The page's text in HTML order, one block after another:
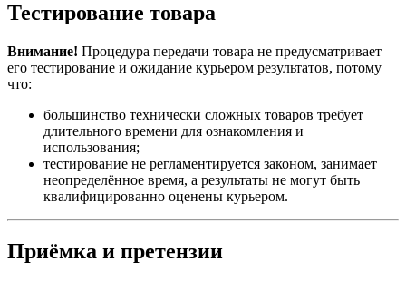
Тестирование товара
Внимание! Процедура передачи товара не предусматривает
его тестирование и ожидание курьером результатов, потому
что:
большинство технически сложных товаров требует
длительного времени для ознакомления и
использования;
тестирование не регламентируется законом, занимает
неопределённое время, а результаты не могут быть
квалифицированно оценены курьером.
Приёмка и претензии